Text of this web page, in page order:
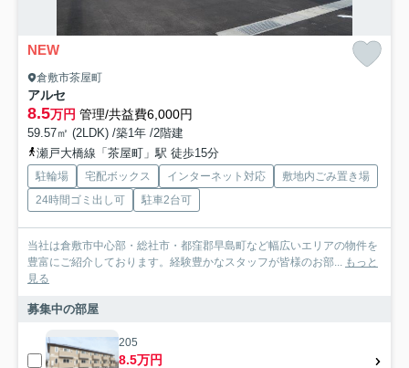
NEW
倉敷市茶屋町
アルセ
8.5万円 管理/共益費6,000円
59.57㎡ (2LDK) /築1年 /2階建
瀬戸大橋線「茶屋町」駅 徒歩15分
駐輪場 宅配ボックス インターネット対応
敷地内ごみ置き場
24時間ゴミ出し可
駐車2台可
当社は倉敷市中心部・総社市・都窪郡早島町など幅広いエリアの物件を
豊富にご紹介しております。経験豊かなスタッフが皆様のお部...
もっと
見る
募集中の部屋
205
8.5万円